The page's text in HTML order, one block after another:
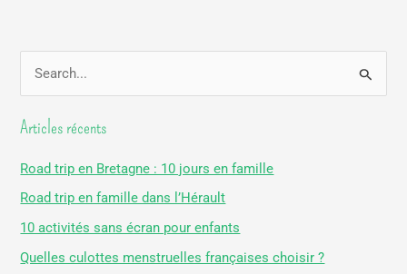
c
r
c
h
Articles récents
Road trip en Bretagne : 10 jours en famille
Road trip en famille dans l’Hérault
10 activités sans écran pour enfants
Quelles culottes menstruelles françaises choisir ?